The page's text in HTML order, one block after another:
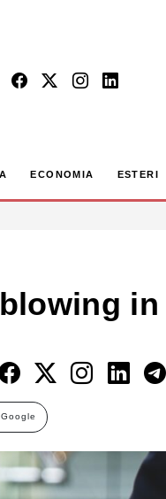
ECONOMIA ESTERI
in